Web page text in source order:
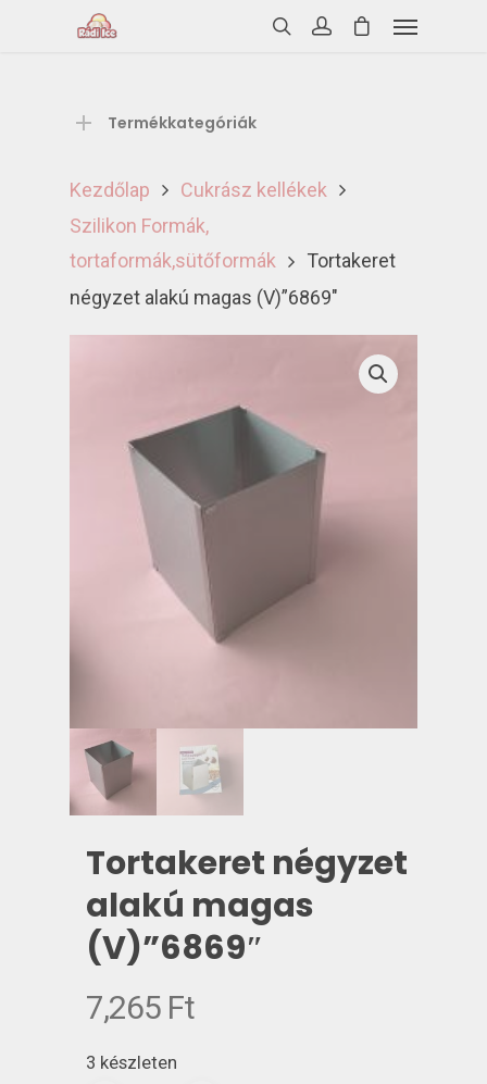
Termékkategóriák
Kezdőlap
Cukrász kellékek
Szilikon Formák,
tortaformák,sütőformák
Tortakeret
négyzet alakú magas (V)”6869″
Tortakeret négyzet
alakú magas
(V)”6869″
7,265 Ft
3 készleten